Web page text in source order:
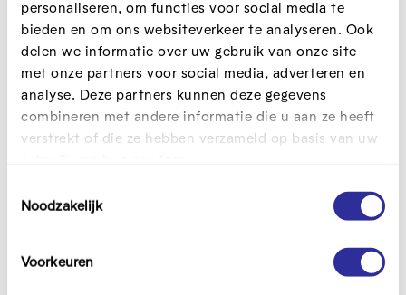
personaliseren, om functies voor social media te
bieden en om ons websiteverkeer te analyseren. Ook
delen we informatie over uw gebruik van onze site
met onze partners voor social media, adverteren en
analyse. Deze partners kunnen deze gegevens
combineren met andere informatie die u aan ze heeft
verstrekt of die ze hebben verzameld op basis van uw
Noodzakelijk
Voorkeuren
te bieden?
Je krijgt input over lopende
beleidsontwikkelingen,projecteneninitiatieven
in Vlaanderen en Europa.
Je kunt deelnemen aan alle bijeenkomsten of
Dit vierde lerend netwerk zal doorgaan op 19